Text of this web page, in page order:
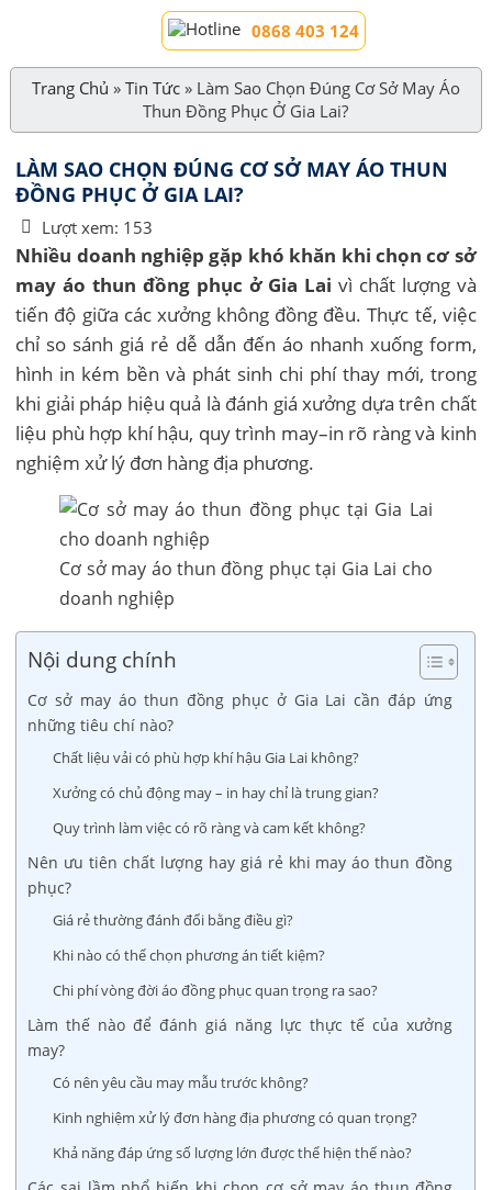
0868 403 124
Trang Chủ » Tin Tức» Làm Sao Chọn Đúng Cơ Sở May Áo
Thun Đồng Phục Ở Gia Lai?
LÀM SAO CHỌN ĐÚNG CƠ SỞ MAY ÁO THUN
ĐỒNG PHỤC Ở GIA LAI?
Lượt xem: 153
Nhiều doanh nghiệp gặp khó khăn khi chọn cơ sở
may áo thun đồng phục ở Gia Lai vì chất lượng và
tiến độ giữa các xưởng không đồng đều. Thực tế, việc
chỉ so sánh giá rẻ dễ dẫn đến áo nhanh xuống form,
hình in kém bền và phát sinh chi phí thay mới, trong
khi giải pháp hiệu quả là đánh giá xưởng dựa trên chất
liệu phù hợp khí hậu, quy trình may–in rõ ràng và kinh
nghiệm xử lý đơn hàng địa phương.
Cơ sở may áo thun đồng phục tại Gia Lai cho
doanh nghiệp
Nội dung chính
Cơ sở may áo thun đồng phục ở Gia Lai cần đáp ứng
những tiêu chí nào?
Chất liệu vải có phù hợp khí hậu Gia Lai không?
Xưởng có chủ động may – in hay chỉ là trung gian?
Quy trình làm việc có rõ ràng và cam kết không?
Nên ưu tiên chất lượng hay giá rẻ khi may áo thun đồng
phục?
Giá rẻ thường đánh đổi bằng điều gì?
Khi nào có thể chọn phương án tiết kiệm?
Chi phí vòng đời áo đồng phục quan trọng ra sao?
Làm thế nào để đánh giá năng lực thực tế của xưởng
may?
Có nên yêu cầu may mẫu trước không?
Kinh nghiệm xử lý đơn hàng địa phương có quan trọng?
Khả năng đáp ứng số lượng lớn được thể hiện thế nào?